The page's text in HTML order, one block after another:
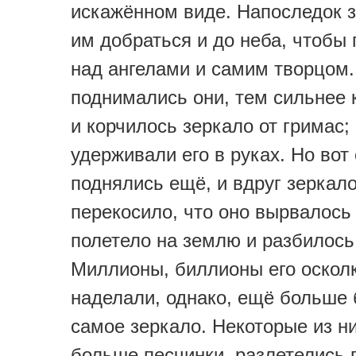
искажённом виде. Напоследок
им добраться и до неба, чтобы
над ангелами и самим
поднимались они, тем сильнее
и корчилось зеркало от
удерживали его в руках. Но вот
поднялись ещё, и вдруг
перекосило, что оно вырвалось
полетело на землю и
Миллионы, биллионы его
наделали, однако, ещё больше
самое зеркало. Некоторые из